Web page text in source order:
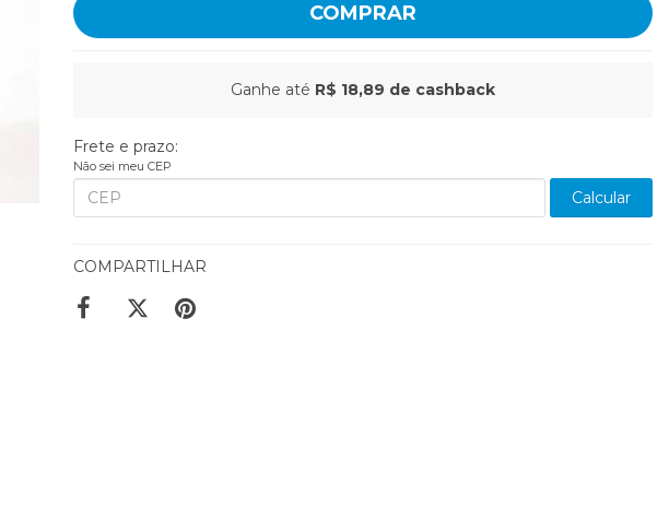
COMPRAR
Ganhe até R$ 18,89 de cashback
Frete e prazo:
Não sei meu CEP
Calcular
COMPARTILHAR